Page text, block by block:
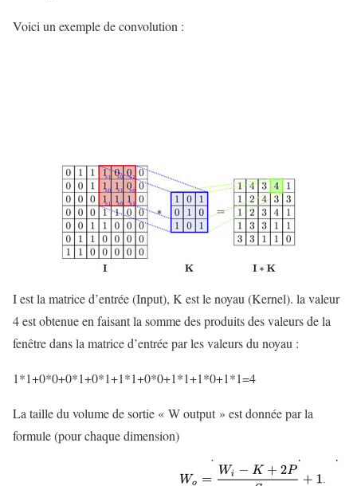
Voici un exemple de convolution :
I est la matrice d’entrée (Input), K est le noyau (Kernel). la valeur
4 est obtenue en faisant la somme des produits des valeurs de la
fenêtre dans la matrice d’entrée par les valeurs du noyau :
1*1+0*0+0*1+0*1+1*1+0*0+1*1+1*0+1*1=4
La taille du volume de sortie « W output » est donnée par la
formule (pour chaque dimension)